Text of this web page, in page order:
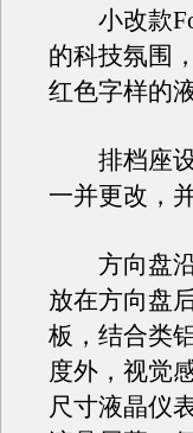
小改款
的科技氛围
红色字样
排档座设
一并更改，
方向盘沿
放在方向盘
板，结合类
度外，视觉
尺寸液晶仪